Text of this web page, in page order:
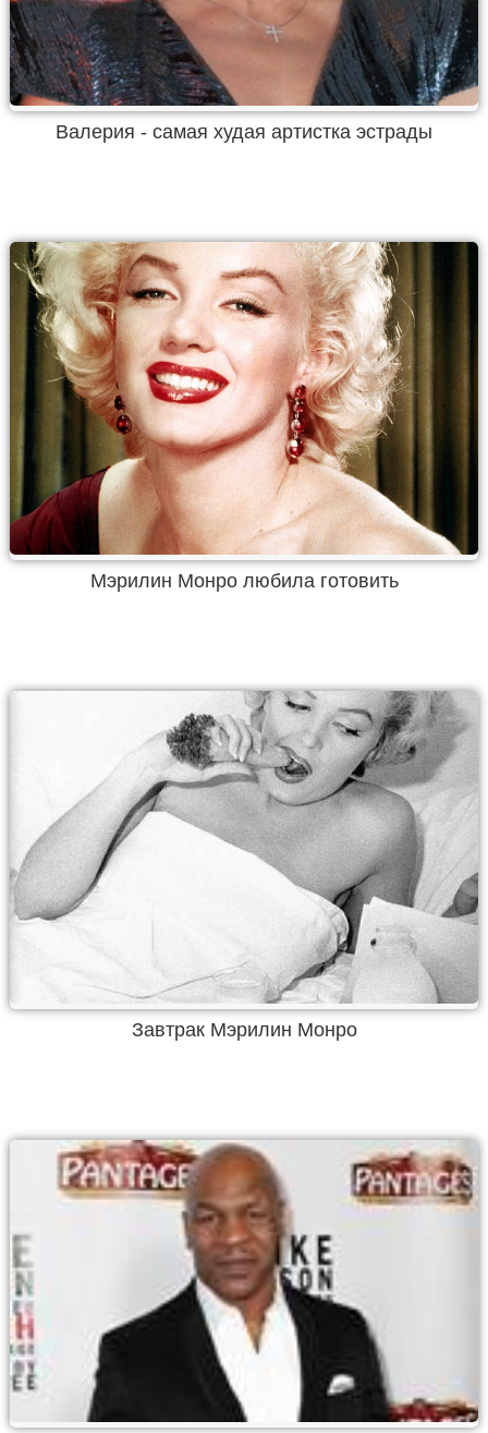
Валерия - самая худая артистка эстрады
Мэрилин Монро любила готовить
Завтрак Мэрилин Монро